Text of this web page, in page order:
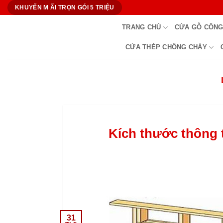
Bỏ
KHUYẾN M ÃI TRỌN GÓI 5 TRIỆU
TRANG CHỦ CỬA GỖ
CỬA THÉP CHỐNG CHÁY
Kích thước thông
31